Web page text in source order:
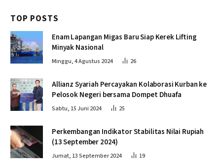
TOP POSTS
Enam Lapangan Migas Baru Siap Kerek Lifting
Minyak Nasional
Minggu, 4 Agustus 2024 26
Allianz Syariah Percayakan Kolaborasi Kurban ke
Pelosok Negeri bersama Dompet Dhuafa
Sabtu, 15 Juni 2024 25
Perkembangan Indikator Stabilitas Nilai Rupiah
(13 September 2024)
Jumat, 13 September 2024 19